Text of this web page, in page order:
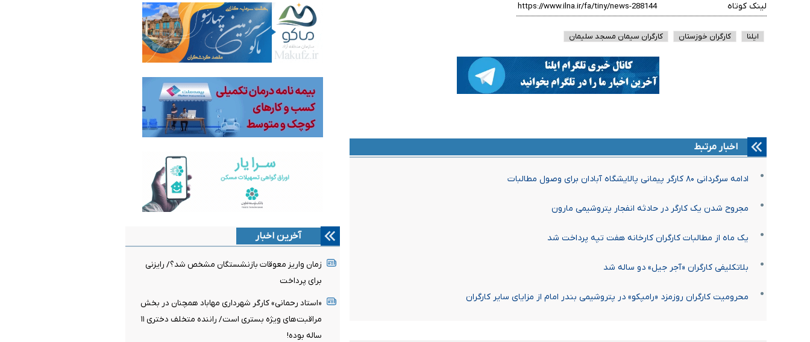
لینک کوتاه
ایلنا کارگران خوزستان کارگران سیمان مسجد سلیمان
اخبار مرتبط
ادامه سرگردانی ۸۰ کارگر پیمانی پالایشگاه آبادان برای وصول مطالبات
مجروح شدن یک کارگر در حادثه انفجار پتروشیمی مارون
یک ماه از مطالبات کارگران کارخانه هفت تپه پرداخت شد
بلاتکلیفی کارگران «آجر جیل» دو ساله شد
محرومیت کارگران روزمزد «رامپکو» در پتروشیمی بندر امام از مزایای سایر کارگران
آخرین اخبار
زمان واریز معوقات بازنشستگان مشخص شد؟/ رایزنی
برای پرداخت
«استاد رحمانی» کارگر شهرداری مهاباد همچنان در بخش
مراقبت‌های ویژه بستری است/ راننده متخلف دختری ۱۱
ساله بوده!